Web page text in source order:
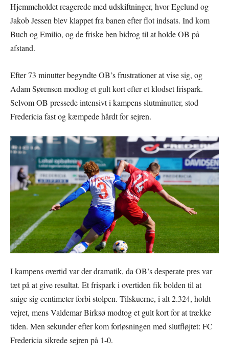
Hjemmeholdet reagerede med udskiftninger, hvor Egelund og
Jakob Jessen blev klappet fra banen efter flot indsats. Ind kom
Buch og Emilio, og de friske ben bidrog til at holde OB på
afstand.
Efter 73 minutter begyndte OB’s frustrationer at vise sig, og
Adam Sørensen modtog et gult kort efter et klodset frispark.
Selvom OB pressede intensivt i kampens slutminutter, stod
Fredericia fast og kæmpede hårdt for sejren.
I kampens overtid var der dramatik, da OB’s desperate pres var
tæt på at give resultat. Et frispark i overtiden fik bolden til at
snige sig centimeter forbi stolpen. Tilskuerne, i alt 2.324, holdt
vejret, mens Valdemar Birksø modtog et gult kort for at trække
tiden. Men sekunder efter kom forløsningen med slutfløjtet: FC
Fredericia sikrede sejren på 1-0.